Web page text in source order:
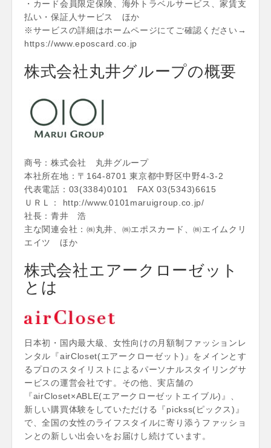
・カード会員限定保険、海外トラベルサービス、家賃支
払い・保証人サービス ほか
※サービスの詳細はホームページにてご確認ください→
https://www.eposcard.co.jp
株式会社丸井グループの概要
商号：株式会社 丸井グループ
本社所在地：〒164-8701 東京都中野区中野4-3-2
代表電話：03(3384)0101 FAX 03(5343)6615
ＵＲＬ： http://www.0101maruigroup.co.jp/
社長：青井 浩
主な関連会社：㈱丸井、㈱エポスカード、㈱エイムクリ
エイツ ほか
株式会社エアークローゼット
とは
日本初・国内最大級、女性向けの月額制ファッションレ
ンタル『airCloset(エアークローゼット)』をメインとす
るプロのスタイリストによるパーソナルスタイリングサ
ービスの運営会社です。その他、実店舗の
『airCloset×ABLE(エアークローゼットエイブル)』、
新しい購買体験をしていただける『pickss(ピックス)』
で、全国の女性のライフスタイルに寄り添うファッショ
ンとの新しい出会いをお届けし続けています。